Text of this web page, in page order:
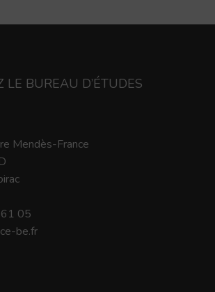
LE BUREAU D’ÉTUDES
Mendès-France
05
be.fr